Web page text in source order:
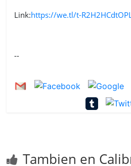
Link:https://we.tl/t-
--
Tambien en